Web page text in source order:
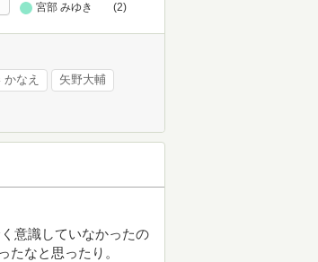
宮部 みゆき
(2)
かなえ 矢野大輔
意識していなかったの
たなと思ったり。